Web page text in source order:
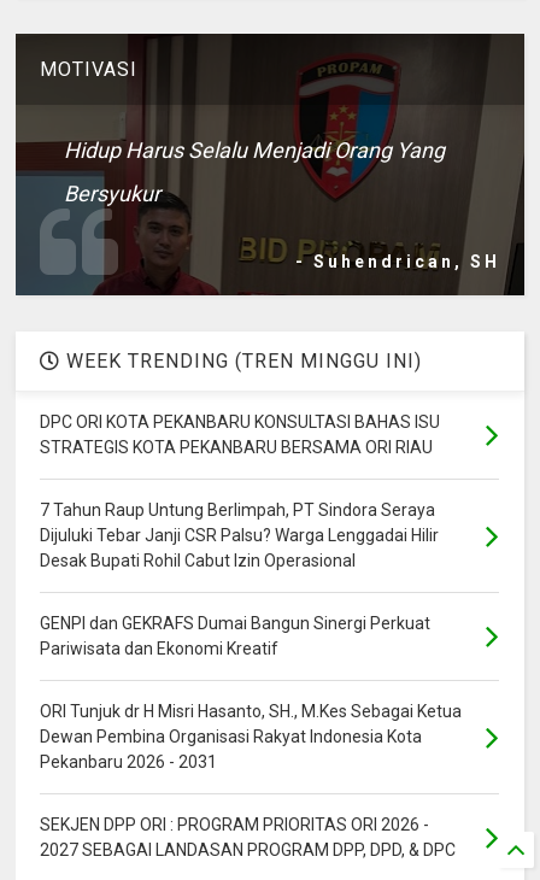
MOTIVASI
Hidup Harus Selalu Menjadi Orang Yang
Bersyukur
- Suhendrican, SH
WEEK TRENDING (TREN MINGGU INI)
DPC ORI KOTA PEKANBARU KONSULTASI BAHAS ISU
STRATEGIS KOTA PEKANBARU BERSAMA ORI RIAU
7 Tahun Raup Untung Berlimpah, PT Sindora Seraya
Dijuluki Tebar Janji CSR Palsu? Warga Lenggadai Hilir
Desak Bupati Rohil Cabut Izin Operasional
GENPI dan GEKRAFS Dumai Bangun Sinergi Perkuat
Pariwisata dan Ekonomi Kreatif
ORI Tunjuk dr H Misri Hasanto, SH., M.Kes Sebagai Ketua
Dewan Pembina Organisasi Rakyat Indonesia Kota
Pekanbaru 2026 - 2031
SEKJEN DPP ORI : PROGRAM PRIORITAS ORI 2026 -
2027 SEBAGAI LANDASAN PROGRAM DPP, DPD, & DPC